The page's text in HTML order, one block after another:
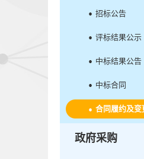
招标公告
评标结果公示
中标结果公告
中标合同
合同履约及变
政府采购